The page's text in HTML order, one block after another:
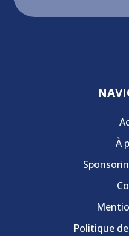
À
Politique